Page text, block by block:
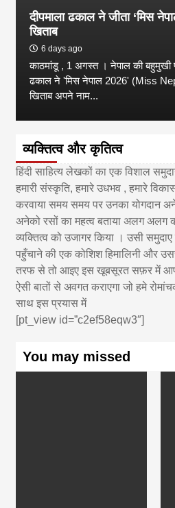
दीपमाला ढकाल ने जीता ‘मिस
खिताब
6 days ago
काठमांडू , 1 अगस्त । नेपाल की बहुमुखी
ढकाल ने 'मिस नेपाल 2026' (Miss
खिताब अपने नाम...
व्यक्तित्व और कृतित्व
हिंदी साहित्य लेखकों का एक विशाल
हमारी संस्कृति, हमारे उधभव , हमारे
करवाया समय समय पर उनका योगदान
अनेको रसों का महत्व बताया अलग अलग
व्यक्तित्व को उजागर किया । उसी
पहुँचाने की एक कोशिश हिमालिनी और
तरफ से तो आइए इस खूबसूरत सफ़र में आप
ऐसी बातों से अवगत कराएगा जो हमे
साथ इस प्रयास में
[pt_view id=”c2ef58eqw3″]
You may missed